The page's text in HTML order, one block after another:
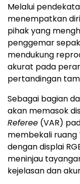
Melalui
menempatkan
pihak yang
penggemar sepak
mendukung
akurat pada
pertandingan
Sebagai bagian
akan memasok
Referee (VAR)
membekali ruang
dengan displai
meninjau
kejelasan dan